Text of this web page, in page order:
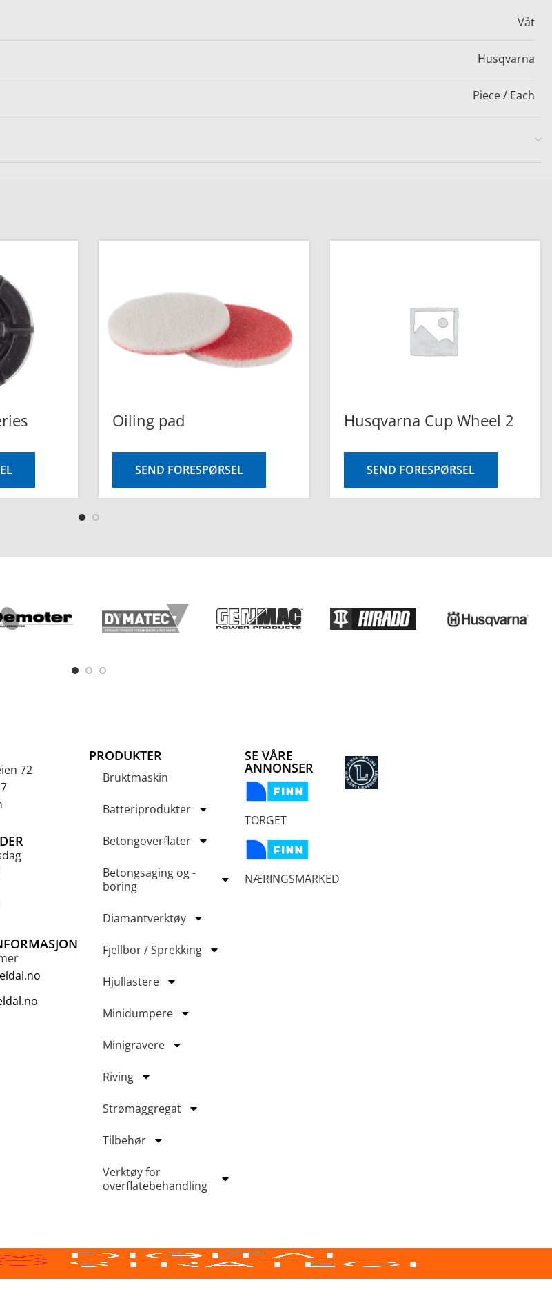
Våt
Husqvarna
Piece / Each
Oiling pad
SEND FORESPØRSEL
Husqvarna Cup Wheel 2
SEND FORESPØRSEL
72
PRODUKTER
Bruktmaskin
Batteriprodukter
Betongoverflater
Betongsaging og -
boring
Diamantverktøy
Fjellbor / Sprekking
Hjullastere
Minidumpere
Minigravere
Riving
Strømaggregat
Tilbehør
Verktøy for
overflatebehandling
SE VÅRE
ANNONSER
TORGET
NÆRINGSMARKED